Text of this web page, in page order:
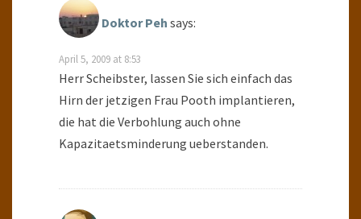
Doktor Peh says:
April 5, 2009 at 8:53
Herr Scheibster, lassen Sie sich einfach das
Hirn der jetzigen Frau Pooth implantieren,
die hat die Verbohlung auch ohne
Kapazitaetsminderung ueberstanden.